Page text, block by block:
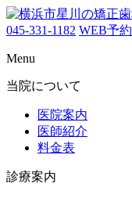
045-331-1182 WEB予約
Menu
当院について
医院案内
医師紹介
料金表
診療案内